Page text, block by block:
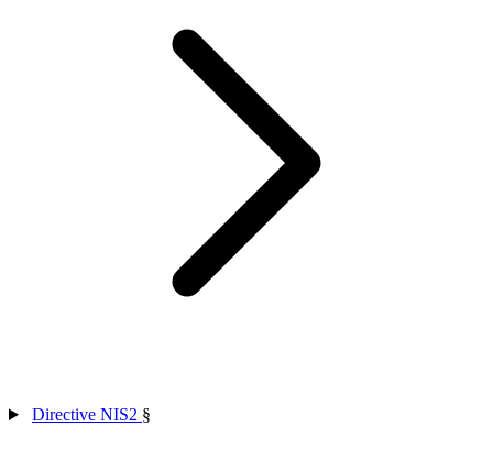
Directive NIS2 §